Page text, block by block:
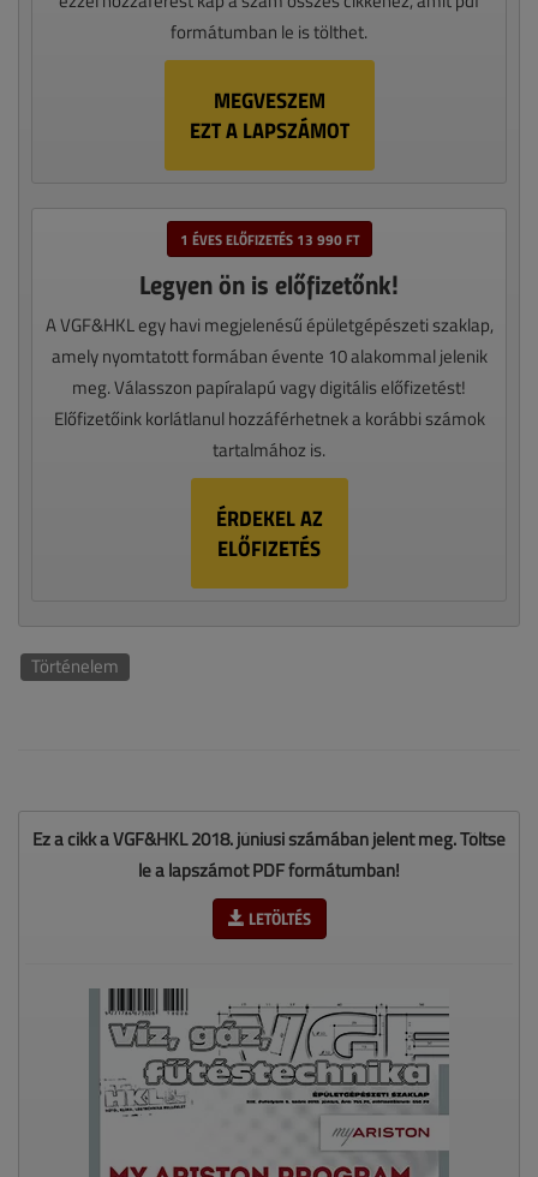
formátumban le is tölthet.
MEGVESZEM
EZT A LAPSZÁMOT
1 ÉVES ELŐFIZETÉS 13 990 FT
Legyen ön is előfizetőnk!
A VGF&HKL egy havi megjelenésű épületgépészeti szaklap,
amely nyomtatott formában évente 10 alakommal jelenik
meg. Válasszon papíralapú vagy digitális előfizetést!
Előfizetőink korlátlanul hozzáférhetnek a korábbi számok
tartalmához is.
ÉRDEKEL AZ
ELŐFIZETÉS
Történelem
Ez a cikk a VGF&HKL 2018. júniusi számában jelent meg. Töltse
le a lapszámot PDF formátumban!
LETÖLTÉS